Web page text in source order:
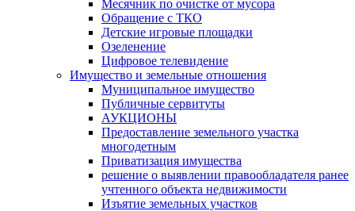
Месячник по очистке от мусора
Обращение с ТКО
Детские игровые площадки
Озеленение
Цифровое телевидение
Имущество и земельные отношения
Муниципальное имущество
Публичные сервитуты
АУКЦИОНЫ
Предоставление земельного участка
многодетным
Приватизация имущества
решение о выявлении правообладателя ранее
учтенного объекта недвижимости
Изъятие земельных участков